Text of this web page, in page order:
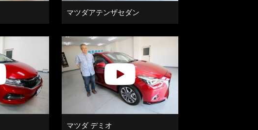
マツダアテンザセダン
マツダ デミオ